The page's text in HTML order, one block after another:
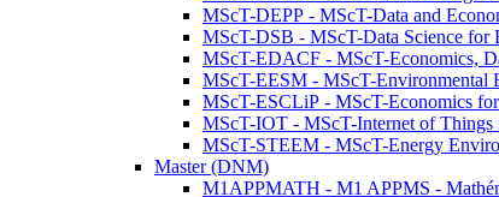
MScT-DEPP - MScT-Data and
MScT-DSB - MScT-Data Science for
MScT-EDACF - MScT-Economics,
MScT-EESM - MScT-Environmental
MScT-ESCLiP - MScT-Economics
MScT-IOT - MScT-Internet of Things
MScT-STEEM - MScT-Energy
Master (DNM)
M1APPMATH - M1 APPMS -